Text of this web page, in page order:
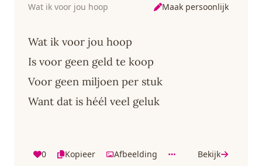
Wat ik voor jou hoop Maak persoonlijk
Wat ik voor jou hoop
Is voor geen geld te koop
Voor geen miljoen per stuk
Want dat is héél veel geluk
0 Kopieer Afbeelding Bekijk